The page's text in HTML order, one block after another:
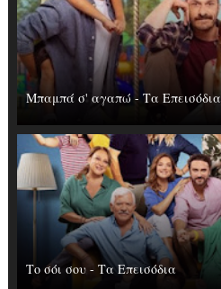
Μπαμπά σ' αγαπώ - Τα Επεισόδια
Το σόι σου - Τα Επεισόδια